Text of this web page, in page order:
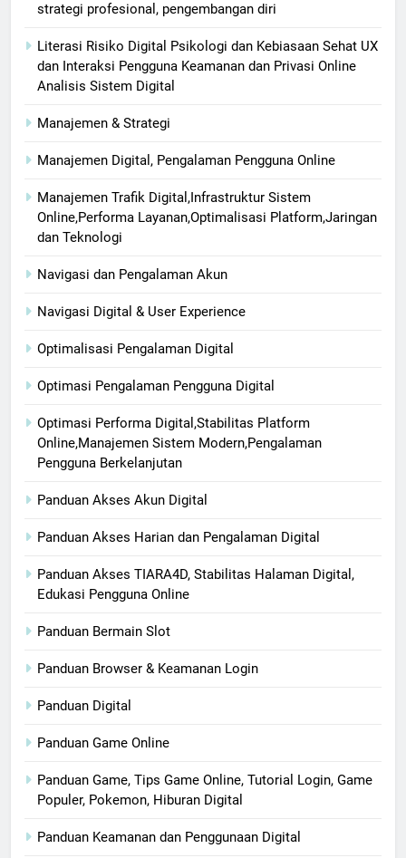
strategi profesional, pengembangan diri
Literasi Risiko Digital Psikologi dan Kebiasaan Sehat UX
dan Interaksi Pengguna Keamanan dan Privasi Online
Analisis Sistem Digital
Manajemen & Strategi
Manajemen Digital, Pengalaman Pengguna Online
Manajemen Trafik Digital,Infrastruktur Sistem
Online,Performa Layanan,Optimalisasi Platform,Jaringan
dan Teknologi
Navigasi dan Pengalaman Akun
Navigasi Digital & User Experience
Optimalisasi Pengalaman Digital
Optimasi Pengalaman Pengguna Digital
Optimasi Performa Digital,Stabilitas Platform
Online,Manajemen Sistem Modern,Pengalaman
Pengguna Berkelanjutan
Panduan Akses Akun Digital
Panduan Akses Harian dan Pengalaman Digital
Panduan Akses TIARA4D, Stabilitas Halaman Digital,
Edukasi Pengguna Online
Panduan Bermain Slot
Panduan Browser & Keamanan Login
Panduan Digital
Panduan Game Online
Panduan Game, Tips Game Online, Tutorial Login, Game
Populer, Pokemon, Hiburan Digital
Panduan Keamanan dan Penggunaan Digital